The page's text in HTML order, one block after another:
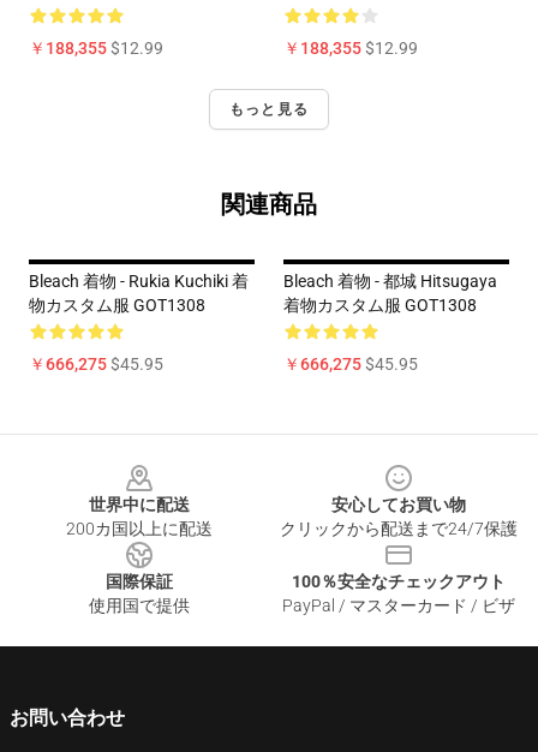
￥188,355$12.99 ￥188,355$12.99
もっと見る
関連商品
Bleach 着物 - Rukia Kuchiki 着
物カスタム服 GOT1308
￥666,275$45.95
Bleach 着物 - 都城 Hitsugaya
着物カスタム服 GOT1308
￥666,275$45.95
世界中に配送
200カ国以上に配送
安心してお買い物
クリックから配送まで24/7保護
国際保証
使用国で提供
100％安全なチェックアウト
PayPal / マスターカード / ビザ
お問い合わせ